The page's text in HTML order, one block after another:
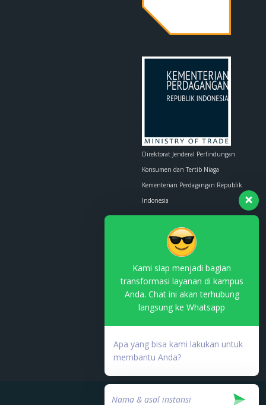
Direktorat Jenderal Perlindungan
Konsumen dan Tertib Niaga
Kementerian Perdagangan Republik
Indonesia
contact.us@kemendag.go.id
000753.03/DJAI.PSE/05/202
Kami siap menjadi bagian
transformasi layanan di kampus
Anda. Chat ini akan terhubung
langsung ke Whatsapp
Apa yang bisa kami lakukan untuk
membantu Anda?